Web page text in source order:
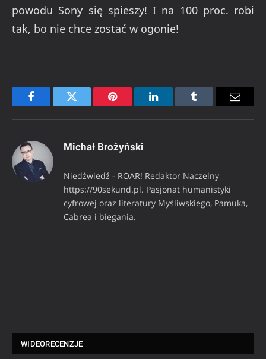
powodu Sony się spieszy! I na 100 proc. robi
tak, bo nie chce zostać w ogonie!
FacebookTwitter Pinterest LinkedInTumblr Email
Michał Brożyński
Niedźwiedź - ROAR! Redaktor Naczelny
https://90sekund.pl. Pasjonat humanistyki
cyfrowej oraz literatury Myśliwskiego, Pamuka,
Cabrea i biegania.
WIDEORECENZJE